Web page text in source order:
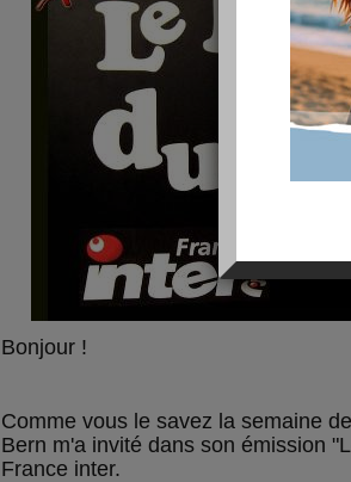
Bonjour !
Comme vous le savez la semaine
Bern m'a invité dans son émission
France inter.